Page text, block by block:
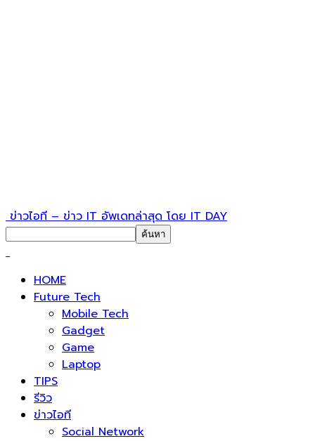
ข่าวไอที – ข่าว IT อัพเดทล่าสุด โดย IT DAY
HOME
Future Tech
Mobile Tech
Gadget
Game
Laptop
TIPS
รีวิว
ข่าวไอที
Social Network